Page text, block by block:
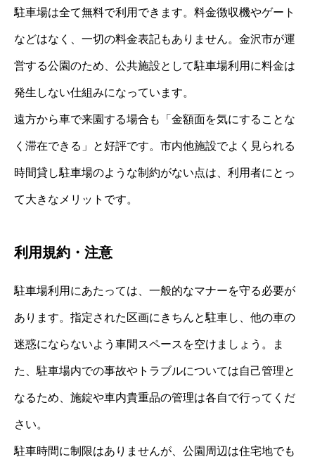
駐車場は全て無料で利用できます。料金徴収機やゲート
などはなく、一切の料金表記もありません。金沢市が運
営する公園のため、公共施設として駐車場利用に料金は
発生しない仕組みになっています。
遠方から車で来園する場合も「金額面を気にすることな
く滞在できる」と好評です。市内他施設でよく見られる
時間貸し駐車場のような制約がない点は、利用者にとっ
て大きなメリットです。
利用規約・注意
駐車場利用にあたっては、一般的なマナーを守る必要が
あります。指定された区画にきちんと駐車し、他の車の
迷惑にならないよう車間スペースを空けましょう。ま
た、駐車場内での事故やトラブルについては自己管理と
なるため、施錠や車内貴重品の管理は各自で行ってくだ
さい。
駐車時間に制限はありませんが、公園周辺は住宅地でも